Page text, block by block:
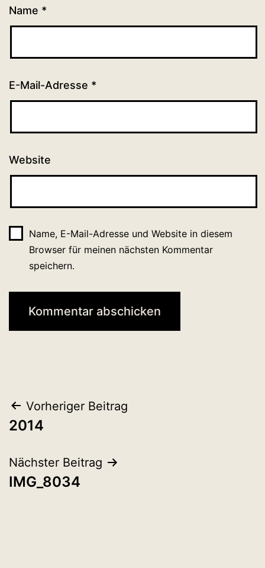
Name *
E-Mail-Adresse *
Website
Name, E-Mail-Adresse und Website in diesem
Browser für meinen nächsten Kommentar
speichern.
Beitragsnavigation
Vorheriger Beitrag
2014
Nächster Beitrag
IMG_8034